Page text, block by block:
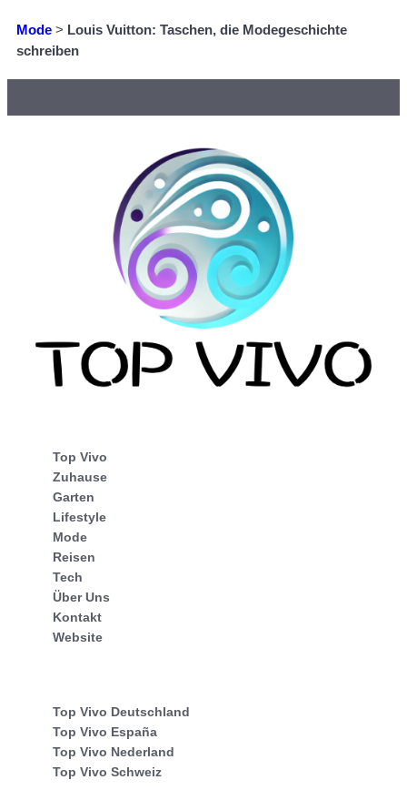
Mode > Louis Vuitton: Taschen, die Modegeschichte
schreiben
Top Vivo
Zuhause
Garten
Lifestyle
Mode
Reisen
Tech
Über Uns
Kontakt
Website
Top Vivo Deutschland
Top Vivo España
Top Vivo Nederland
Top Vivo Schweiz